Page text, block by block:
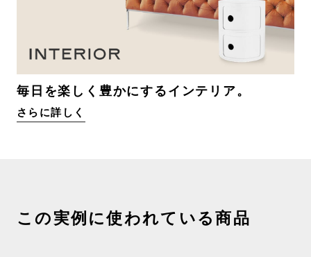
毎日を楽しく豊かにするインテリア。
さらに詳しく
この実例に使われている商品